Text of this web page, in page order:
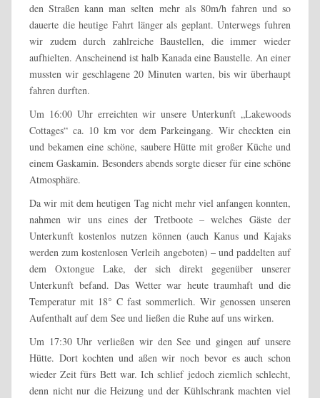
den Straßen kann man selten mehr als 80m/h fahren und so
dauerte die heutige Fahrt länger als geplant.Unterwegs fuhren
wir zudem durch zahlreiche Baustellen, die immer wieder
aufhielten. Anscheinend ist halb Kanada eine Baustelle. An einer
mussten wir geschlagene 20 Minuten warten, bis wir überhaupt
fahren durften.
Um 16:00 Uhr erreichten wir unsere Unterkunft „Lakewoods
Cottages“ ca. 10 km vor dem Parkeingang. Wir checkten ein
und bekamen eine schöne, saubere Hütte mit großer Küche und
einem Gaskamin. Besonders abends sorgte dieser für eine schöne
Atmosphäre.
Da wir mit dem heutigen Tag nicht mehr viel anfangen konnten,
nahmen wir uns eines der Tretboote – welches Gäste der
Unterkunft kostenlos nutzen können (auch Kanus und Kajaks
werden zum kostenlosen Verleih angeboten) – und paddelten auf
dem Oxtongue Lake, der sich direkt gegenüber unserer
Unterkunft befand. Das Wetter war heute traumhaft und die
Temperatur mit 18° C fast sommerlich. Wir genossen unseren
Aufenthalt auf dem See und ließen die Ruhe auf uns wirken.
Um 17:30 Uhr verließen wir den See und gingen auf unsere
Hütte. Dort kochten und aßen wir noch bevor es auch schon
wieder Zeit fürs Bett war. Ich schlief jedoch ziemlich schlecht,
denn nicht nur die Heizung und der Kühlschrank machten viel